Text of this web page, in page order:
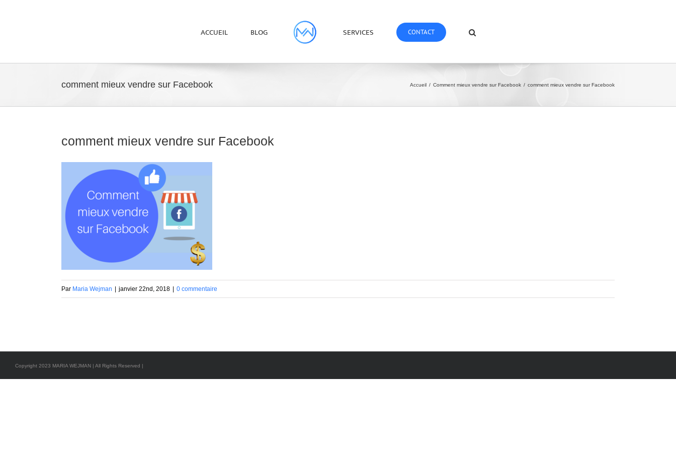
ACCUEIL BLOG SERVICES CONTACT
comment mieux vendre sur Facebook Accueil / Comment mieux vendre sur Facebook / comment mieux vendre sur Facebook
comment mieux vendre sur Facebook
Par Maria Wejman | janvier 22nd, 2018 | 0 commentaire
Copyright 2023 MARIA WEJMAN | All Rights Reserved |